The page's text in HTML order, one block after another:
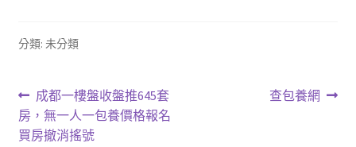
分類: 未分類
文
章
上
一
篇
成都一樓盤收盤推645套
房，無一人一包養價格報名
買房撤消搖號
下
查包養網